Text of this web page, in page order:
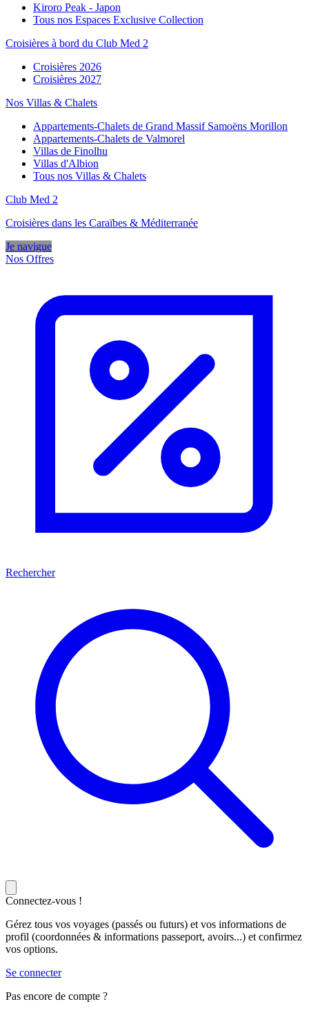
Kiroro Peak - Japon
Tous nos Espaces Exclusive Collection
Croisières à bord du Club Med 2
Croisières 2026
Croisières 2027
Nos Villas & Chalets
Appartements-Chalets de Grand Massif Samoëns Morillon
Appartements-Chalets de Valmorel
Villas de Finolhu
Villas d'Albion
Tous nos Villas & Chalets
Club Med 2
Croisières dans les Caraïbes & Méditerranée
Je navigue
Nos Offres
Rechercher
Connectez-vous !
Gérez tous vos voyages (passés ou futurs) et vos informations de
profil (coordonnées & informations passeport, avoirs...) et confirmez
vos options.
Se connecter
Pas encore de compte ?